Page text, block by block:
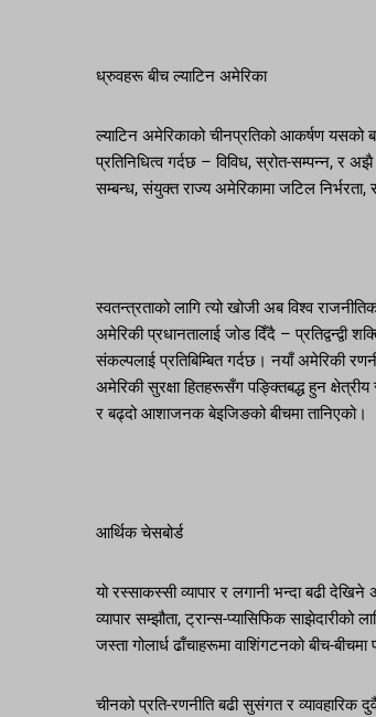
ध्रुवहरू बीच ल्याटिन अमेरिका
ल्याटिन अमेरिकाको चीनप्रतिको आकर्षण यसको
प्रतिनिधित्व गर्दछ – विविध, स्रोत-सम्पन्न, र
सम्बन्ध, संयुक्त राज्य अमेरिकामा जटिल निर्भरता,
स्वतन्त्रताको लागि त्यो खोजी अब विश्व
अमेरिकी प्रधानतालाई जोड दिँदै – प्रतिद्वन्द्वी
संकल्पलाई प्रतिबिम्बित गर्दछ। नयाँ अमेरिकी
अमेरिकी सुरक्षा हितहरूसँग पङ्क्तिबद्ध हुन
र बढ्दो आशाजनक बेइजिङको बीचमा तानिएको।
आर्थिक चेसबोर्ड
यो रस्साकस्सी व्यापार र लगानी भन्दा बढी
व्यापार सम्झौता, ट्रान्स-प्यासिफिक साझेदारीको
जस्ता गोलार्ध ढाँचाहरूमा वाशिंगटनको बीच-
चीनको प्रति-रणनीति बढी सुसंगत र